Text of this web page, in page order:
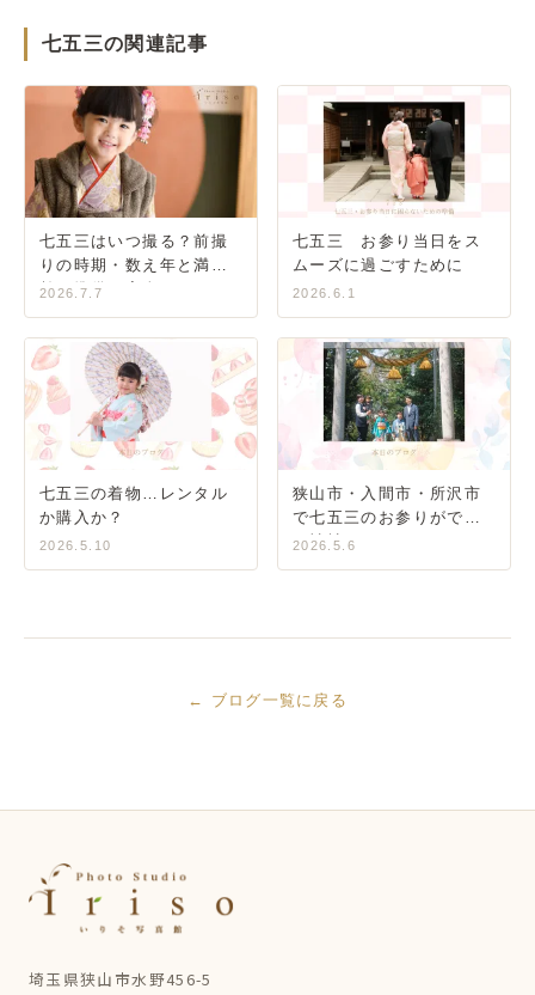
七五三の関連記事
七五三はいつ撮る？前撮
りの時期・数え年と満年
齢・準備の完全ガイド
2026.7.7
七五三 お参り当日をス
ムーズに過ごすために
2026.6.1
七五三の着物…レンタル
か購入か？
2026.5.10
狭山市・入間市・所沢市
で七五三のお参りができ
る神社
2026.5.6
← ブログ一覧に戻る
埼玉県狭山市水野456-5